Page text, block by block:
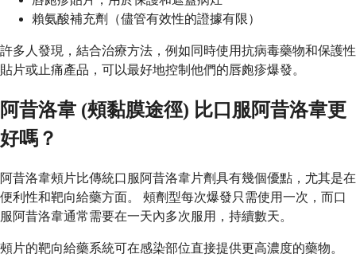
賴氨酸補充劑（儘管有效性的證據有限）
許多人發現，結合治療方法，例如同時使用抗病毒藥物和保護性
貼片或止痛產品，可以最好地控制他們的唇皰疹爆發。
阿昔洛韋 (頰黏膜途徑) 比口服阿昔洛韋更
好嗎？
阿昔洛韋頰片比傳統口服阿昔洛韋片劑具有幾個優點，尤其是在
便利性和靶向給藥方面。 頰劑型每次爆發只需使用一次，而口
服阿昔洛韋通常需要在一天內多次服用，持續數天。
頰片的靶向給藥系統可在感染部位直接提供更高濃度的藥物。